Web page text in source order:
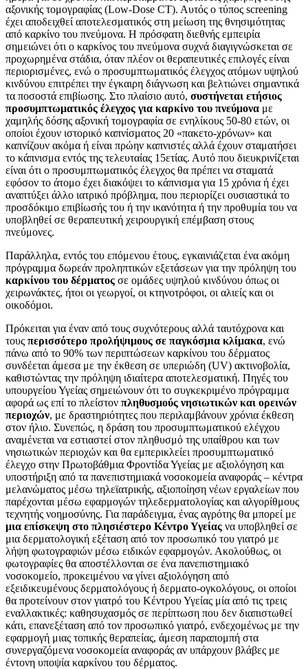
αξονικής τομογραφίας (Low-Dose CT). Αυτός ο τύπος screening
έχει αποδειχθεί αποτελεσματικός στη μείωση της θνησιμότητας
από καρκίνο του πνεύμονα. Η πρόσφατη διεθνής εμπειρία
σημειώνει ότι ο καρκίνος του πνεύμονα συχνά διαγιγνώσκεται σε
προχωρημένα στάδια, όταν πλέον οι θεραπευτικές επιλογές είναι
περιορισμένες, ενώ ο προσυμπτωματικός έλεγχος ατόμων υψηλού
κινδύνου επιτρέπει την έγκαιρη διάγνωση και βελτιώνει σημαντικά
τα ποσοστά επιβίωσης. Στο πλαίσιο αυτό, συστήνεται ετήσιος
προσυμπτωματικός έλεγχος για καρκίνο του πνεύμονα με
χαμηλής δόσης αξονική τομογραφία σε ενηλίκους 50-80 ετών, οι
οποίοι έχουν ιστορικό καπνίσματος 20 «πακετο-χρόνων» και
καπνίζουν ακόμα ή είναι πρώην καπνιστές αλλά έχουν σταματήσει
το κάπνισμα εντός της τελευταίας 15ετίας. Αυτό που διευκρινίζεται
είναι ότι ο προσυμπτωματικός έλεγχος θα πρέπει να σταματά
εφόσον το άτομο έχει διακόψει το κάπνισμα για 15 χρόνια ή έχει
αναπτύξει άλλο ιατρικό πρόβλημα, που περιορίζει ουσιαστικά το
προσδόκιμο επιβίωσής του ή την ικανότητα ή την προθυμία του να
υποβληθεί σε θεραπευτική χειρουργική επέμβαση στους
πνεύμονες.
Παράλληλα, εντός του επόμενου έτους, εγκαινιάζεται ένα ακόμη
πρόγραμμα δωρεάν προληπτικών εξετάσεων για την πρόληψη του
καρκίνου του δέρματος σε ομάδες υψηλού κινδύνου όπως οι
χειρωνάκτες, ήτοι οι γεωργοί, οι κτηνοτρόφοι, οι αλιείς και οι
οικοδόμοι.
Πρόκειται για έναν από τους συχνότερους αλλά ταυτόχρονα και
τους περισσότερο προλήψιμους σε παγκόσμια κλίμακα, ενώ
πάνω από το 90% των περιπτώσεων καρκίνου του δέρματος
συνδέεται άμεσα με την έκθεση σε υπεριώδη (UV) ακτινοβολία,
καθιστώντας την πρόληψη ιδιαίτερα αποτελεσματική. Πηγές του
υπουργείου Υγείας σημειώνουν ότι το συγκεκριμένο πρόγραμμα
αφορά ως επί το πλείστον πληθυσμούς νησιωτικών και ορεινών
περιοχών, με δραστηριότητες που περιλαμβάνουν χρόνια έκθεση
στον ήλιο. Συνεπώς, η δράση του προσυμπτωματικού ελέγχου
αναμένεται να εστιαστεί στον πληθυσμό της υπαίθρου και των
νησιωτικών περιοχών και θα εμπερικλείει προσυμπτωματικό
έλεγχο στην Πρωτοβάθμια Φροντίδα Υγείας με αξιολόγηση και
υποστήριξη από τα πανεπιστημιακά νοσοκομεία αναφοράς – κέντρα
μελανώματος μέσω τηλεϊατρικής, αξιοποίηση νέων εργαλείων που
παρέχονται μέσω εφαρμογών τηλεδερματολογίας και αλγορίθμους
τεχνητής νοημοσύνης. Για παράδειγμα, ένας αγρότης θα μπορεί με
μια επίσκεψη στο πλησιέστερο Κέντρο Υγείας να υποβληθεί σε
μια δερματολογική εξέταση από τον προσωπικό του γιατρό με
λήψη φωτογραφιών μέσω ειδικών εφαρμογών. Ακολούθως, οι
φωτογραφίες θα αποστέλλονται σε ένα πανεπιστημιακό
νοσοκομείο, προκειμένου να γίνει αξιολόγηση από
εξειδικευμένους δερματολόγους ή δερματο-ογκολόγους, οι οποίοι
θα προτείνουν στον γιατρό του Κέντρου Υγείας μία από τις τρεις
εναλλακτικές: καθησυχασμός σε περίπτωση που δεν διαπιστωθεί
κάτι, επανεξέταση από τον προσωπικό γιατρό, ενδεχομένως με την
εφαρμογή μιας τοπικής θεραπείας, άμεση παραπομπή στα
συνεργαζόμενα νοσοκομεία αναφοράς αν υπάρχουν βλάβες με
έντονη υποψία καρκίνου του δέρματος.